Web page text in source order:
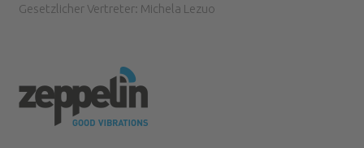
Gesetzlicher Vertreter: Michela Lezuo